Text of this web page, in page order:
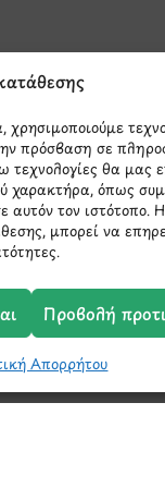
πρόσβαση σε
θα μας
χαρακτήρα, όπως
αυτόν τον ιστότοπο.
μπορεί να
Προβολή
Απορρήτου
σύστημα reCAPTCHA